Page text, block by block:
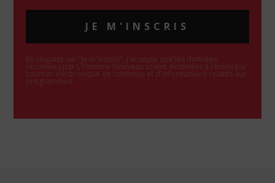
JE M'INSCRIS
En cliquant sur "Je m'inscris", j'accepte que les données
recueillies par L'Homme Nouveau soient destinées à l'envoi par
courrier électronique de contenus et d'informations relatifs aux
programmes.